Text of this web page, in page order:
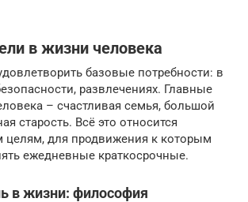
в жизни человека
базовые потребности: в
развлечениях. Главные
– счастливая семья, большой
старость. Всё это относится
целям, для продвижения к которым
ежедневные краткосрочные.
в жизни: философия